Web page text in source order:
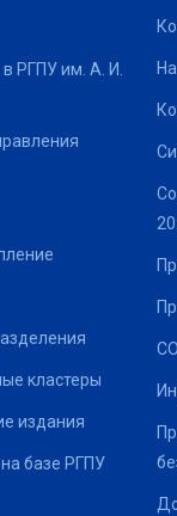
в РГПУ им. А. И.
кластеры
издания
базе РГПУ